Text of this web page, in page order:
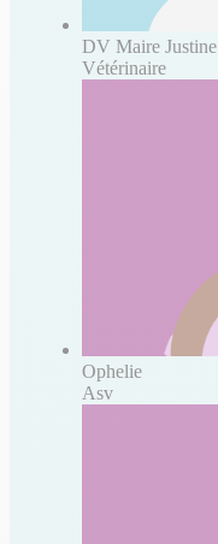
DV Maire Justine
Vétérinaire
Ophelie
Asv